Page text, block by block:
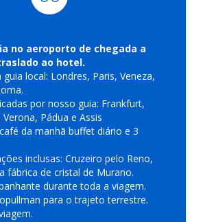
no aeroporto de chegada a
ao hotel.
guia local: Londres, Paris, Veneza,
por nosso guia: Frankfurt,
Verona, Pádua e Assis
da manhã buffet diário e 3
inclusas: Cruzeiro pelo Reno,
fábrica de cristal de Murano.
durante toda a viagem.
para o trajeto terrestre.